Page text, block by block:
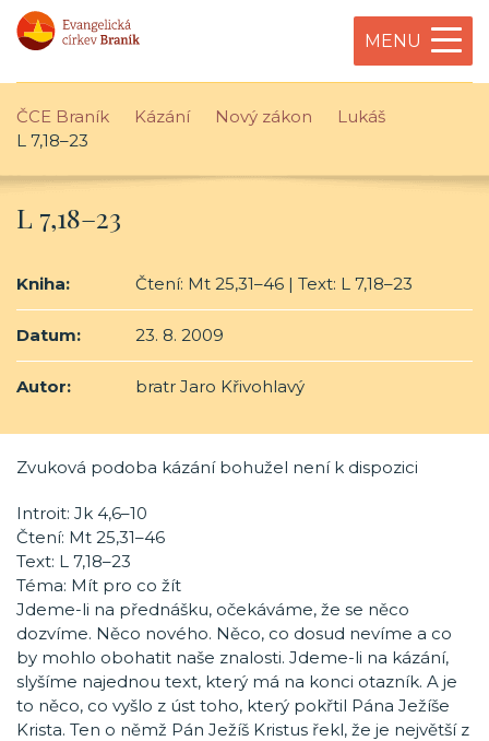
MENU
ČCE Braník Kázání Nový zákon
Lukáš
L 7,18–23
L 7,18–23
Kniha: Čtení: Mt 25,31–46 | Text: L 7,18–23
Datum: 23. 8. 2009
Autor: bratr Jaro Křivohlavý
Zvuková podoba kázání bohužel není k dispozici
Introit: Jk 4,6–10
Čtení: Mt 25,31–46
Text: L 7,18–23
Téma: Mít pro co žít
Jdeme-li na přednášku, očekáváme, že se něco
dozvíme. Něco nového. Něco, co dosud nevíme a co
by mohlo obohatit naše znalosti. Jdeme-li na kázání,
slyšíme najednou text, který má na konci otazník. A je
to něco, co vyšlo z úst toho, který pokřtil Pána Ježíše
Krista. Ten o němž Pán Ježíš Kristus řekl, že je největší z